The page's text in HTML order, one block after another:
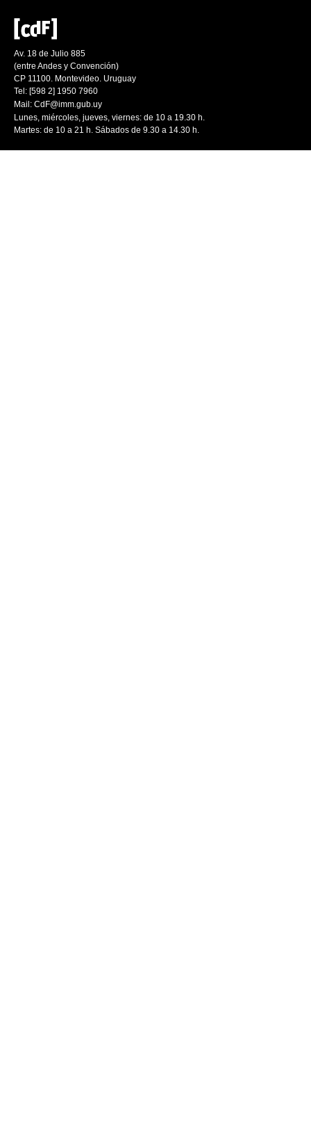
Av. 18 de Julio 885
(entre Andes y Convención)
CP 11100. Montevideo. Uruguay
Tel: [598 2] 1950 7960
Mail: CdF@imm.gub.uy
Lunes, miércoles, jueves, viernes: de 10 a 19.30 h.
Martes: de 10 a 21 h. Sábados de 9.30 a 14.30 h.